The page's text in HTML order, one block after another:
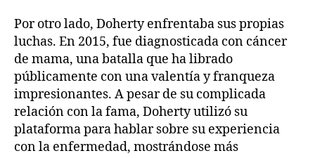
Por otro lado, Doherty enfrentaba sus propias
luchas. En 2015, fue diagnosticada con cáncer
de mama, una batalla que ha librado
públicamente con una valentía y franqueza
impresionantes. A pesar de su complicada
relación con la fama, Doherty utilizó su
plataforma para hablar sobre su experiencia
con la enfermedad, mostrándose más